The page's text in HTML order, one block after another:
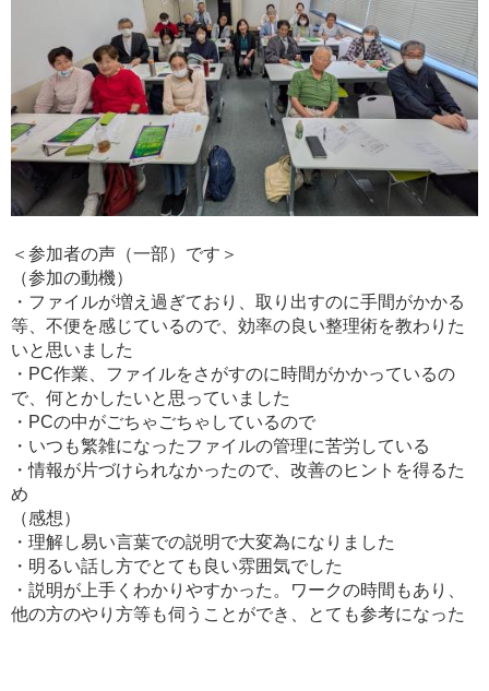
＜参加者の声（一部）です＞
（参加の動機）
・ファイルが増え過ぎており、取り出すのに手間がかかる
等、不便を感じているので、効率の良い整理術を教わりた
いと思いました
・PC作業、ファイルをさがすのに時間がかかっているの
で、何とかしたいと思っていました
・PCの中がごちゃごちゃしているので
・いつも繁雑になったファイルの管理に苦労している
・情報が片づけられなかったので、改善のヒントを得るた
め
（感想）
・理解し易い言葉での説明で大変為になりました
・明るい話し方でとても良い雰囲気でした
・説明が上手くわかりやすかった。ワークの時間もあり、
他の方のやり方等も伺うことができ、とても参考になった